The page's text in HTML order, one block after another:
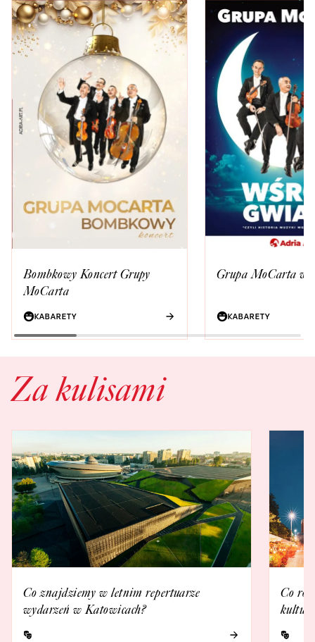
Bombkowy Koncert Grupy
MoCarta
KABARETY
Grupa MoCarta
KABARETY
Za kulisami
Co znajdziemy w letnim repertuarze
wydarzeń w Katowicach?
Co